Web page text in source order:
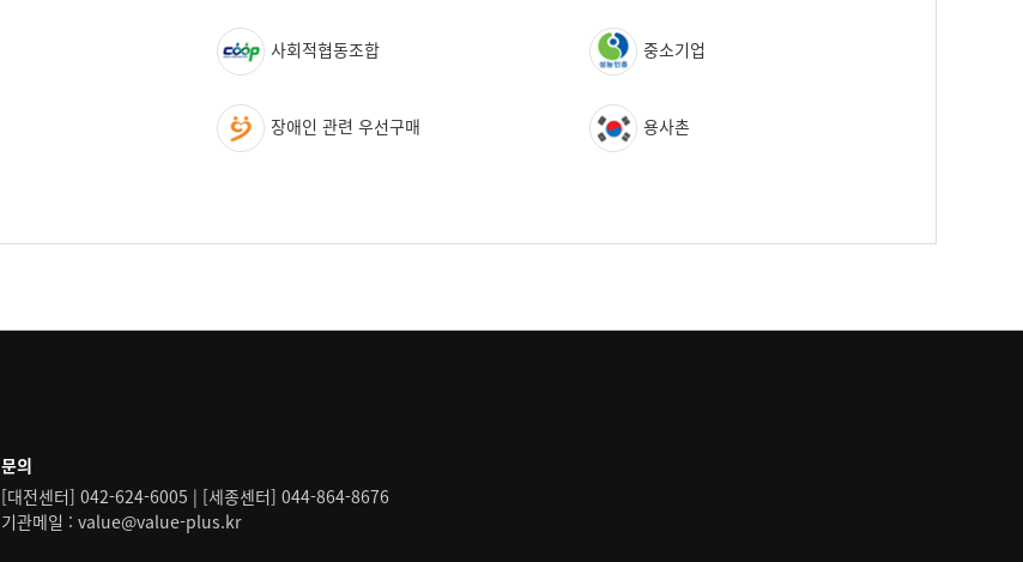
사회적협동조합 중소기업
장애인 관련 우선구매 용사촌
문의
[대전센터] 042-624-6005 | [세종센터] 044-864-8676
기관메일 : value@value-plus.kr